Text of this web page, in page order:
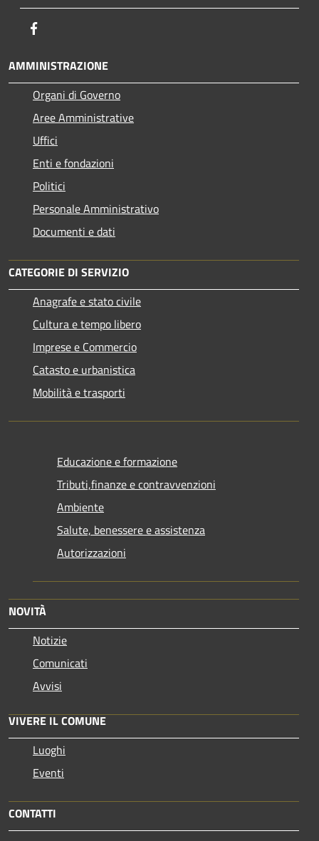
AMMINISTRAZIONE
Organi di Governo
Aree Amministrative
Uffici
Enti e fondazioni
Politici
Personale Amministrativo
Documenti e dati
CATEGORIE DI SERVIZIO
Anagrafe e stato civile
Cultura e tempo libero
Imprese e Commercio
Catasto e urbanistica
Mobilità e trasporti
Educazione e formazione
Tributi,finanze e contravvenzioni
Ambiente
Salute, benessere e assistenza
Autorizzazioni
NOVITÀ
Notizie
Comunicati
Avvisi
VIVERE IL COMUNE
Luoghi
Eventi
CONTATTI